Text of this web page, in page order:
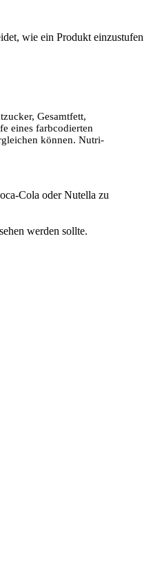
wie ein Produkt einzustufen
Gesamtfett,
eines farbcodierten
können. Nutri-
Cola oder Nutella zu
werden sollte.